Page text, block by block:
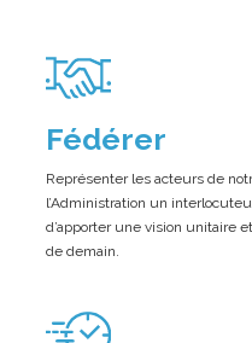
Fédérer
Représenter les acteurs de
l’Administration un
d’apporter une vision unitaire
de demain.